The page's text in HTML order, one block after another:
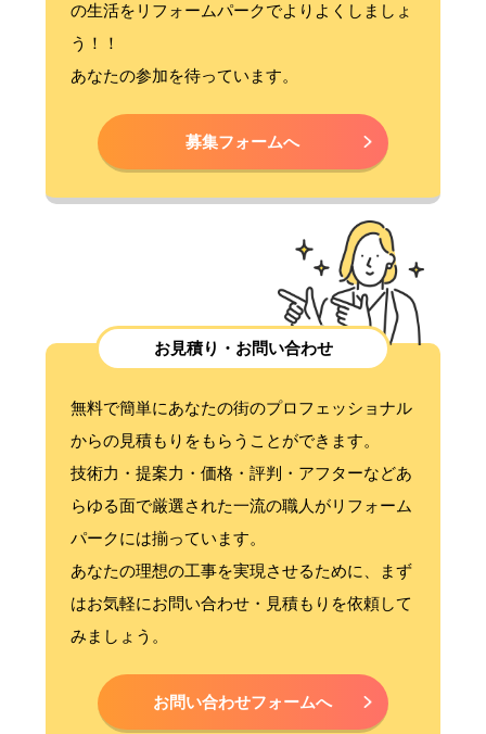
の生活をリフォームパークでよりよくしましょ
う！！
あなたの参加を待っています。
募集フォームへ
お見積り・お問い合わせ
無料で簡単にあなたの街のプロフェッショナル
からの見積もりをもらうことができます。
技術力・提案力・価格・評判・アフターなどあ
らゆる面で厳選された一流の職人がリフォーム
パークには揃っています。
あなたの理想の工事を実現させるために、まず
はお気軽にお問い合わせ・見積もりを依頼して
みましょう。
お問い合わせフォームへ